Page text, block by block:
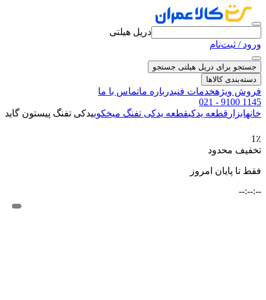
دریل هیلتی
ورود / ثبت‌نام
جستجو برای دریل هیلتی جستجو
دسته‌بندی کالاها
فروش ویژهخدمات فنیدرباره ماتماس با ما
021 - 9100 1145
خانهابزار قطعه یدکیقطعه یدکی تفنگ میخکوبیدکی تفنگ پیستون گاید
1٪
تخفیف محدود
فقط تا پایان امروز
--:--:--